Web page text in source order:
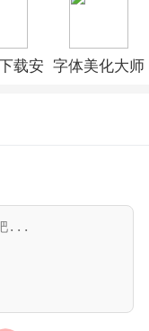
载免 载最新版
载安 字体美化大师